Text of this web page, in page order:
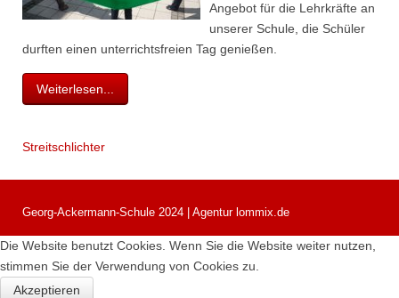
Angebot für die Lehrkräfte an
unserer Schule, die Schüler
durften einen unterrichtsfreien Tag genießen.
Weiterlesen...
Streitschlichter
Georg-Ackermann-Schule 2024 | Agentur lommix.de
Die Website benutzt Cookies. Wenn Sie die Website weiter nutzen,
stimmen Sie der Verwendung von Cookies zu.
Akzeptieren